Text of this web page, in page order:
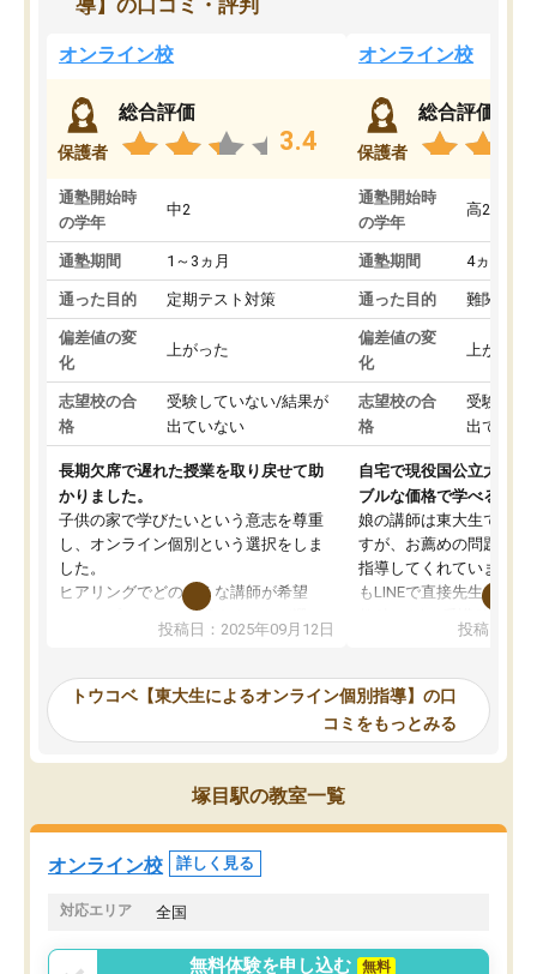
導】の口コミ・評判
オンライン校
保護者
総合評価
3.4
通塾開始時
の学年
中2
通塾期間 1～3ヵ月
通った目的 定期テスト対策
偏差値の変
化
上がった
志望校の合
格
受験していない/結果が
出ていない
長期欠席で遅れた授業を取り戻せて助
かりました。
子供の家で学びたいという意志を尊重
し、オンライン個別という選択をしま
した。
ヒアリングでどのような講師が希望
か、オプションは付帯するかなど選ぶ
事が出来ました。
ーティングを行い、その講師で良いか
見てから講師を決定する事ができま
す。
うちの子は、初回面談の講師の方で決
オンラインツールを使用した単語帳の
共有があり宿題もそちらで出される形
でした。
言う事で講師変更の申し出があり、あ
投稿日：2025年09月12日
オンライン校
保護者
総合評価
通塾開始時
の学年
高2
通塾期間 4ヵ月～1
通った目的 難関私立
偏差値の変
化
上がった
志望校の合
格
受験して
出ていな
自宅で現役国公立大学生
ブルな価格で学べる
娘の講師は東大生では無
すが、お薦めの問題集や
指導してくれています。
もLINEで直接先生に質問
めれるので、個人に合
いなのがあり(有料)、受
ことをどんなスケジュー
くか相談したのですが、
ち期待したものではなく
くなってきたようなので
投稿日：
トウコベ【東大生によるオンライン個別指導】の口
コミをもっとみる
塚目駅の教室一覧
オンライン校 詳しく見る
対応エリア 全国
無料体験を申し込む
無料